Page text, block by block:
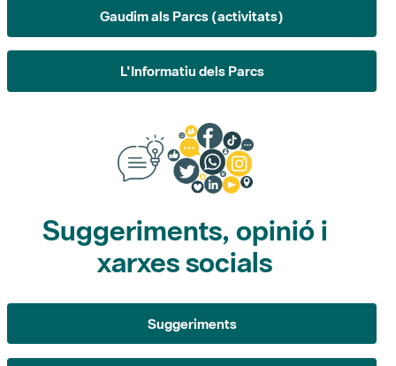
Gaudim als Parcs (activitats)
L'Informatiu dels Parcs
Suggeriments, opinió i
xarxes socials
Suggeriments